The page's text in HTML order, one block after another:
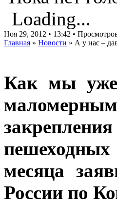
Loading...
Ноя 29, 2012 • 13:42 •
Главная » Новости » А у нас –
Как мы уже
месяца
России по